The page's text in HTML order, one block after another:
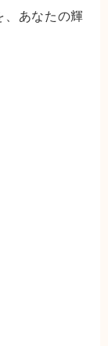
、あなたの輝